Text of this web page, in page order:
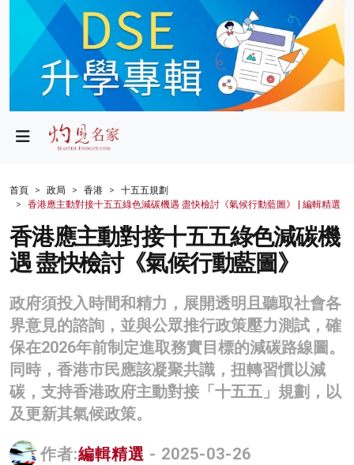
政局
財經
生活
健康
商業
科技
影片
名家榜
灼見活動
關於我們
首頁 政局 香港
十五五規劃
香港應主動對接十五五綠色減碳機遇 盡快檢討《氣候行動藍圖》 | 編輯精選
香港應主動對接十五五綠色減碳機
遇 盡快檢討《氣候行動藍圖》
政府須投入時間和精力，展開透明且聽取社會各
界意見的諮詢，並與公眾推行政策壓力測試，確
保在2026年前制定進取務實目標的減碳路線圖。
同時，香港市民應該凝聚共識，扭轉習慣以減
碳，支持香港政府主動對接「十五五」規劃，以
及更新其氣候政策。
作者:編輯精選 - 2025-03-26